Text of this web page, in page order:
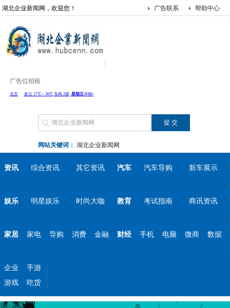
湖北企业新闻网，欢迎您！ 帮助中心
广告联系
广告位招租
网站关键词： 湖北企业新闻网
资讯 综合资讯 其它资讯 汽车 汽车导购 新车展示
娱乐 明星娱乐 时尚大咖 教育 考试指南 商讯资讯
家居 家电 导购 消费 金融 财经 手机 电脑 微商 数据
企业
手游
游戏
吃货